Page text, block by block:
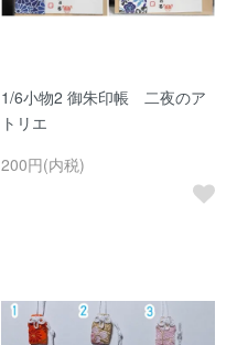
1/6小物2 御朱印帳 二夜のア
トリエ
200円(内税)